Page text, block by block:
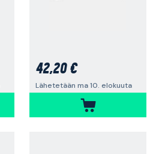
42,20 €
Lähetetään ma 10. elokuuta